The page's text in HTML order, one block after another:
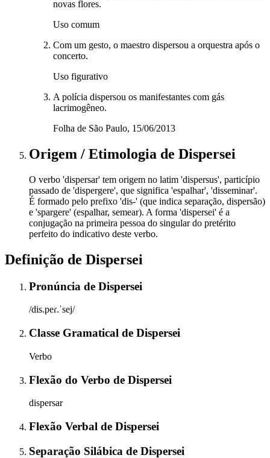
novas flores.
Uso comum
Com um gesto, o maestro dispersou a orquestra após o
concerto.
Uso figurativo
A polícia dispersou os manifestantes com gás
lacrimogêneo.
Folha de São Paulo, 15/06/2013
Origem / Etimologia de Dispersei
O verbo 'dispersar' tem origem no latim 'dispersus', particípio
passado de 'dispergere', que significa 'espalhar', 'disseminar'.
É formado pelo prefixo 'dis-' (que indica separação, dispersão)
e 'spargere' (espalhar, semear). A forma 'dispersei' é a
conjugação na primeira pessoa do singular do pretérito
perfeito do indicativo deste verbo.
Definição de Dispersei
Pronúncia de Dispersei
/dis.peɾ.ˈsej/
Classe Gramatical de Dispersei
Verbo
Flexão do Verbo de Dispersei
dispersar
Flexão Verbal de Dispersei
Separação Silábica de Dispersei